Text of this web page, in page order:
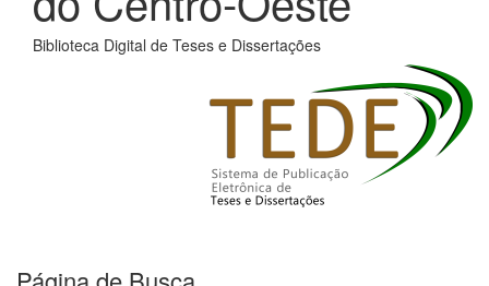
Biblioteca Digital de Teses e Dissertações